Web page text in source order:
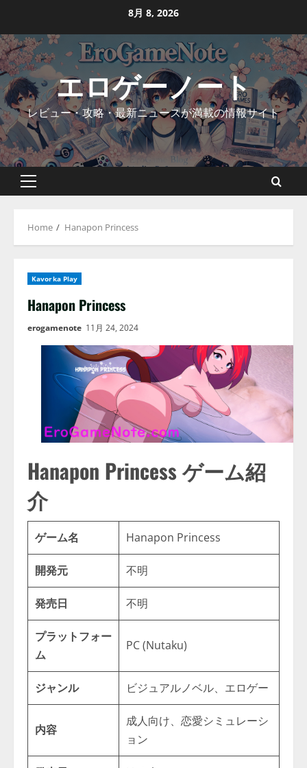
content
8月 8, 2026
エロゲーノート
レビュー・攻略・最新ニュースが満載の情報サイト
Primary
Home Hanapon Princess
Kavorka Play
Hanapon Princess
erogamenote 11月 24, 2024
Hanapon Princess ゲーム紹
介
ゲーム名 Hanapon Princess
開発元 不明
発売日 不明
プラットフォー
ム
PC (Nutaku)
ジャンル ビジュアルノベル、エロゲー
内容
成人向け、恋愛シミュレーシ
ョン